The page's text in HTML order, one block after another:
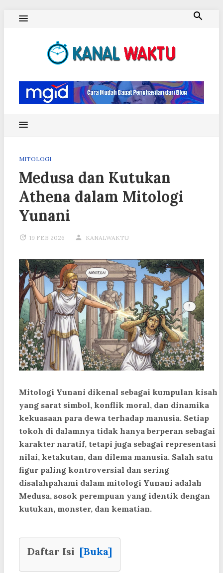
MITOLOGI
Medusa dan Kutukan
Athena dalam Mitologi
Yunani
19 FEB 2026 KANALWAKTU
Mitologi Yunani dikenal sebagai kumpulan kisah
yang sarat simbol, konflik moral, dan dinamika
kekuasaan para dewa terhadap manusia. Setiap
tokoh di dalamnya tidak hanya berperan sebagai
karakter naratif, tetapi juga sebagai representasi
nilai, ketakutan, dan dilema manusia. Salah satu
figur paling kontroversial dan sering
disalahpahami dalam mitologi Yunani adalah
Medusa, sosok perempuan yang identik dengan
kutukan, monster, dan kematian.
Daftar Isi [Buka]